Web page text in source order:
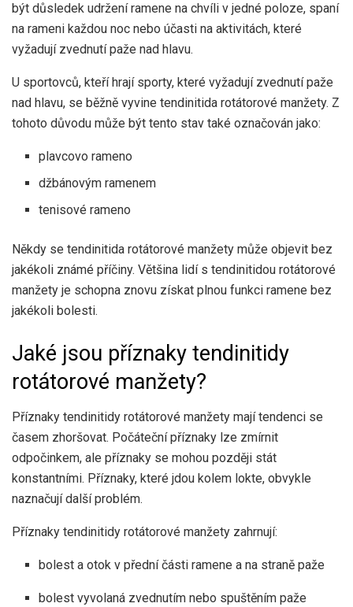
být důsledek udržení ramene na chvíli v jedné poloze, spaní
na rameni každou noc nebo účasti na aktivitách, které
vyžadují zvednutí paže nad hlavu.
U sportovců, kteří hrají sporty, které vyžadují zvednutí paže
nad hlavu, se běžně vyvine tendinitida rotátorové manžety. Z
tohoto důvodu může být tento stav také označován jako:
plavcovo rameno
džbánovým ramenem
tenisové rameno
Někdy se tendinitida rotátorové manžety může objevit bez
jakékoli známé příčiny. Většina lidí s tendinitidou rotátorové
manžety je schopna znovu získat plnou funkci ramene bez
jakékoli bolesti.
Jaké jsou příznaky tendinitidy
rotátorové manžety?
Příznaky tendinitidy rotátorové manžety mají tendenci se
časem zhoršovat. Počáteční příznaky lze zmírnit
odpočinkem, ale příznaky se mohou později stát
konstantními. Příznaky, které jdou kolem lokte, obvykle
naznačují další problém.
Příznaky tendinitidy rotátorové manžety zahrnují:
bolest a otok v přední části ramene a na straně paže
bolest vyvolaná zvednutím nebo spuštěním paže